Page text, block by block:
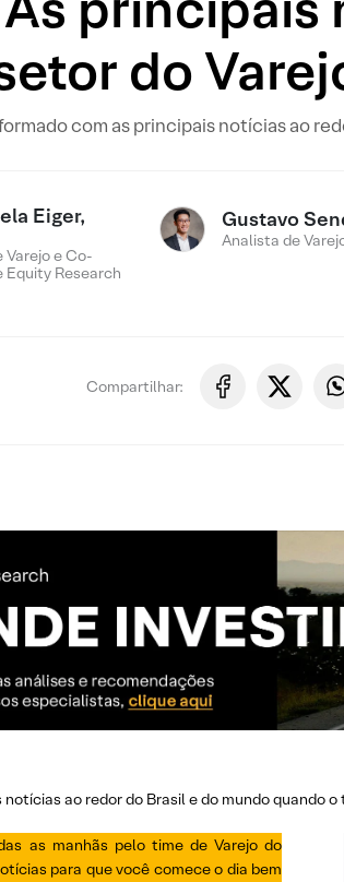
do
com as principais notícias ao
Eiger,
Varejo e Co-
Equity Research
Gustavo
Analista de
Compartilhar:
ao redor do Brasil e do mundo quando o
as manhãs pelo time de Varejo do
para que você comece o dia bem